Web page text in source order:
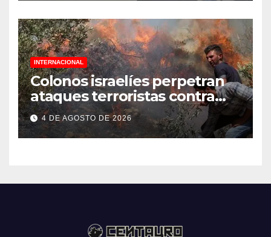
INTERNACIONAL
Colonos israelíes perpetran
ataques terroristas contra
familias palestinas en
Cisjordania
4 DE AGOSTO DE 2026